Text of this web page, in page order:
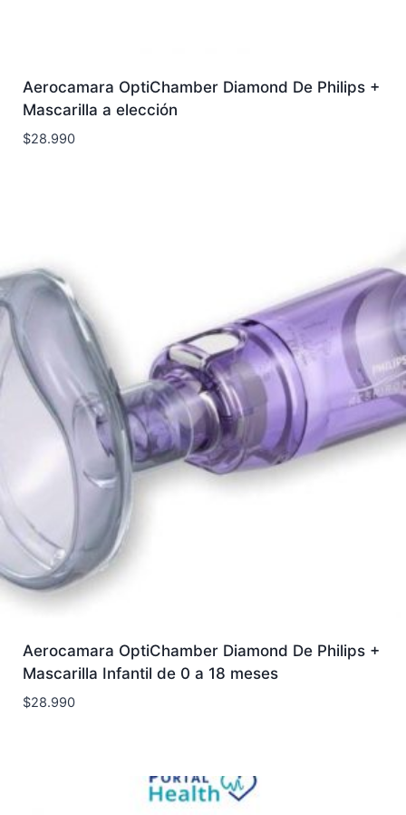
Aerocamara OptiChamber Diamond De Philips +
Mascarilla a elección
$28.990
Aerocamara OptiChamber Diamond De Philips +
Mascarilla Infantil de 0 a 18 meses
$28.990